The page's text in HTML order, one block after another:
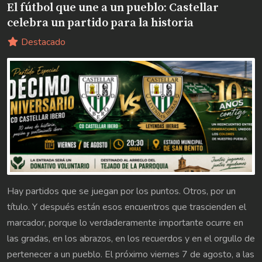
El fútbol que une a un pueblo: Castellar
celebra un partido para la historia
Destacado
Hay partidos que se juegan por los puntos. Otros, por un
título. Y después están esos encuentros que trascienden el
marcador, porque lo verdaderamente importante ocurre en
las gradas, en los abrazos, en los recuerdos y en el orgullo de
pertenecer a un pueblo. El próximo viernes 7 de agosto, a las